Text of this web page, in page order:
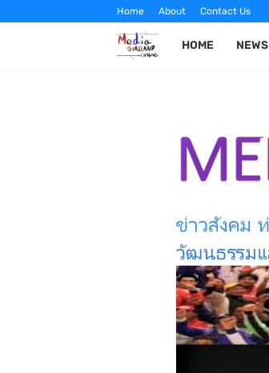
Home About Contact Us
HOME NEWS